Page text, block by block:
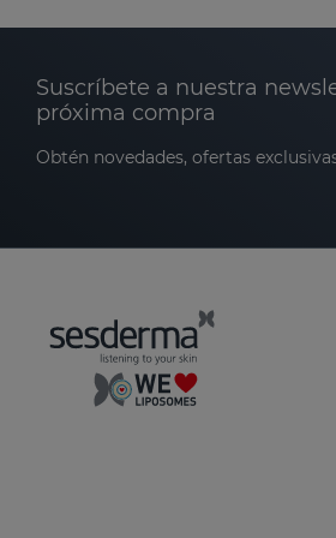
Suscríbete a nuestra
próxima compra
Obtén novedades, ofertas